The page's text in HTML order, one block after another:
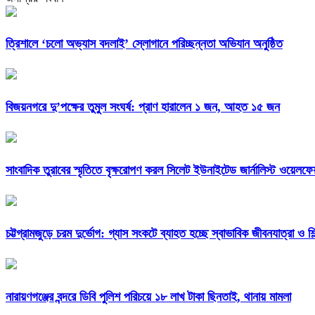
‎ত্রিশালে ‘চলো অভ্যাস বদলাই’ স্লোগানে পরিচ্ছন্নতা অভিযান অনুষ্ঠিত
বিজয়নগরে দু’পক্ষের তুমুল সংঘর্ষ: প্রাণ হারালেন ১ জন, আহত ১৫ জন
সাংবাদিক তুরাবের স্মৃতিতে বৃক্ষরোপণ করল সিলেট ইউনাইটেড জার্নালিস্ট
চট্টগ্রামজুড়ে চরম দুর্ভোগ: গ্যাস সংকটে ব্যাহত হচ্ছে স্বাভাবিক জীবনযাত্রা ও
নারায়ণগঞ্জের বন্দরে ডিবি পুলিশ পরিচয়ে ১৮ লাখ টাকা ছিনতাই, থানায় মামলা